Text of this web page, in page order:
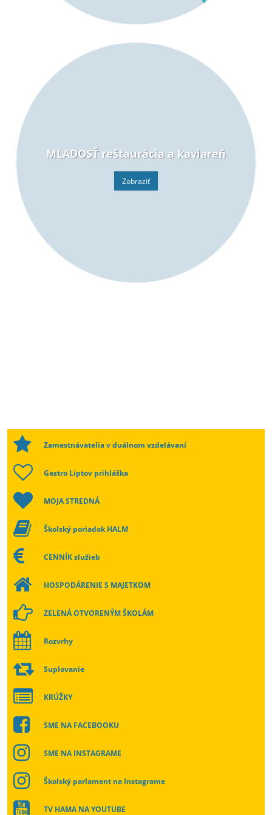
MLADOSŤ reštaurácia a kaviareň
Zobraziť
Zamestnávatelia v duálnom vzdelávaní
Gastro Liptov prihláška
MOJA STREDNÁ
Školský poriadok HALM
CENNÍK služieb
HOSPODÁRENIE S MAJETKOM
ZELENÁ OTVORENÝM ŠKOLÁM
Rozvrhy
Suplovanie
KRÚŽKY
SME NA FACEBOOKU
SME NA INSTAGRAME
Školský parlament na Instagrame
TV HAMA NA YOUTUBE